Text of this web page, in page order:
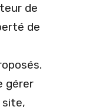
de
de
gérer
site,